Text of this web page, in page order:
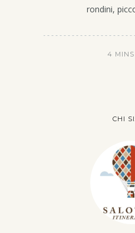
rondini,
4 MINS
CHI